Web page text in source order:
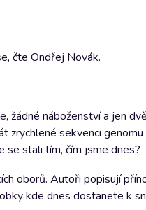
čte Ondřej Novák.
žádné náboženství a jen
sekvenci
se stali tím, čím jsme dnes?
oborů. Autoři popisují
kde dnes dostanete k